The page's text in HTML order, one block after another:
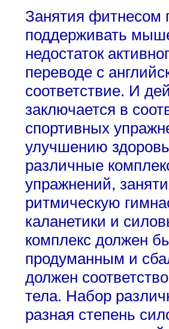
Занятия фитнесом
поддерживать
недостаток
переводе с
соответствие. И
заключается в
спортивных
улучшению
различные
упражнений,
ритмическую
каланетики и
комплекс должен
продуманным и
должен
тела. Набор
разная степень